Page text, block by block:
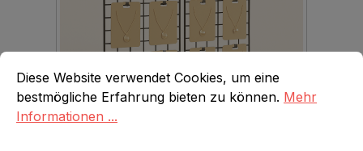
Cookie-Voreinstellungen
Diese Website verwendet Cookies, um eine bestmögliche
Diese Website verwendet Cookies, um eine
bestmögliche Erfahrung bieten zu können. Mehr
Informationen ...